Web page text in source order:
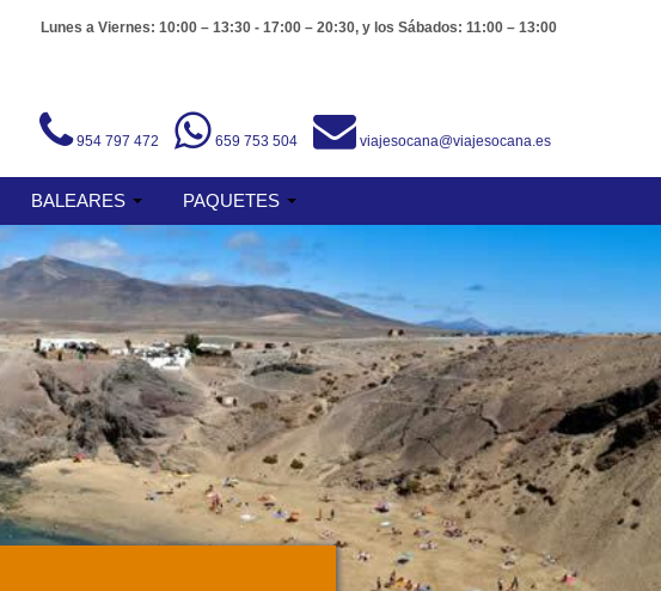
Lunes a Viernes: 10:00 – 13:30 - 17:00 – 20:30, y los Sábados: 11:00 – 13:00
954 797 472 659 753 504 viajesocana@viajesocana.es
BALEARES PAQUETES